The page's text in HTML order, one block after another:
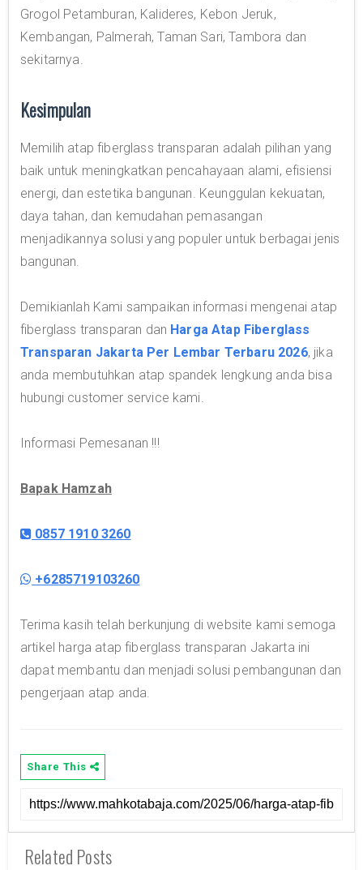
Grogol Petamburan, Kalideres, Kebon Jeruk,
Kembangan, Palmerah, Taman Sari, Tambora dan
sekitarnya.
Kesimpulan
Memilih atap fiberglass transparan adalah pilihan yang
baik untuk meningkatkan pencahayaan alami, efisiensi
energi, dan estetika bangunan. Keunggulan kekuatan,
daya tahan, dan kemudahan pemasangan
menjadikannya solusi yang populer untuk berbagai jenis
bangunan.
Demikianlah Kami sampaikan informasi mengenai atap
fiberglass transparan dan Harga Atap Fiberglass
Transparan Jakarta Per Lembar Terbaru 2026, jika
anda membutuhkan atap spandek lengkung anda bisa
hubungi customer service kami.
Informasi Pemesanan !!!
Bapak Hamzah
0857 1910 3260
+6285719103260
Terima kasih telah berkunjung di website kami semoga
artikel harga atap fiberglass transparan Jakarta ini
dapat membantu dan menjadi solusi pembangunan dan
pengerjaan atap anda.
Share This
Related Posts